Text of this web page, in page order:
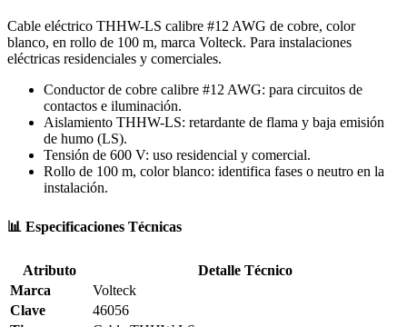
Cable eléctrico THHW-LS calibre #12 AWG de cobre, color
blanco, en rollo de 100 m, marca Volteck. Para instalaciones
eléctricas residenciales y comerciales.
Conductor de cobre calibre #12 AWG: para circuitos de
contactos e iluminación.
Aislamiento THHW-LS: retardante de flama y baja emisión
de humo (LS).
Tensión de 600 V: uso residencial y comercial.
Rollo de 100 m, color blanco: identifica fases o neutro en la
instalación.
📊 Especificaciones Técnicas
Atributo
Detalle Técnico
Marca
Volteck
Clave
46056